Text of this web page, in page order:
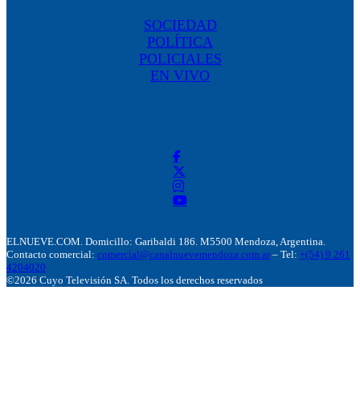
SOCIEDAD
POLÍTICA
POLICIALES
EN VIVO
ELNUEVE.COM. Domicillo: Garibaldi 186. M5500 Mendoza, Argentina.
Contacto comercial: comercial@canalnuevemendoza.com.ar – Tel: +(54) 9 261
4204020
©2026 Cuyo Televisión SA. Todos los derechos reservados